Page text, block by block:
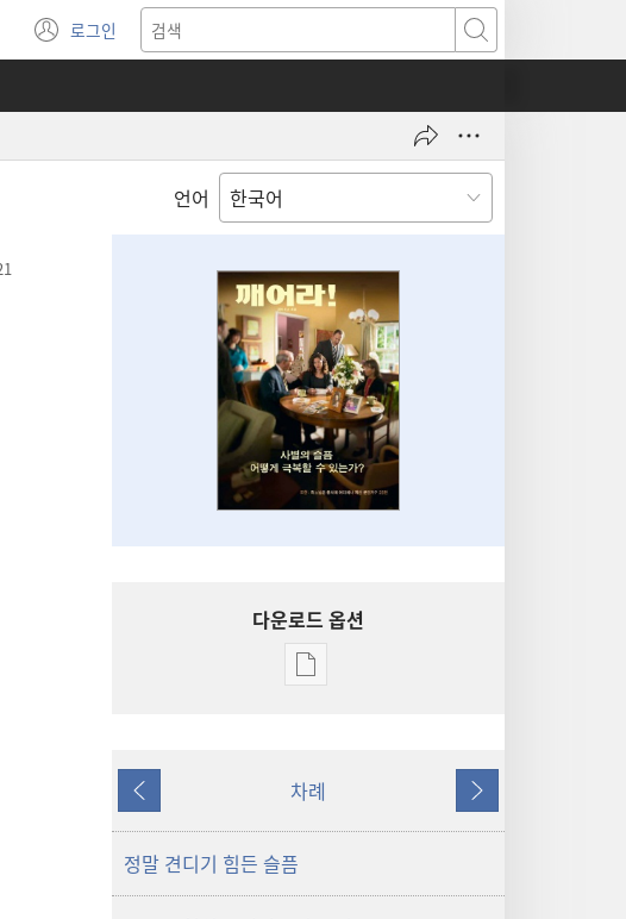
로그인
(새로운
창
검색
언어
다운로드 옵션
출판물
2011년
4월
이전 차례 다음
정말 견디기 힘든 슬픔